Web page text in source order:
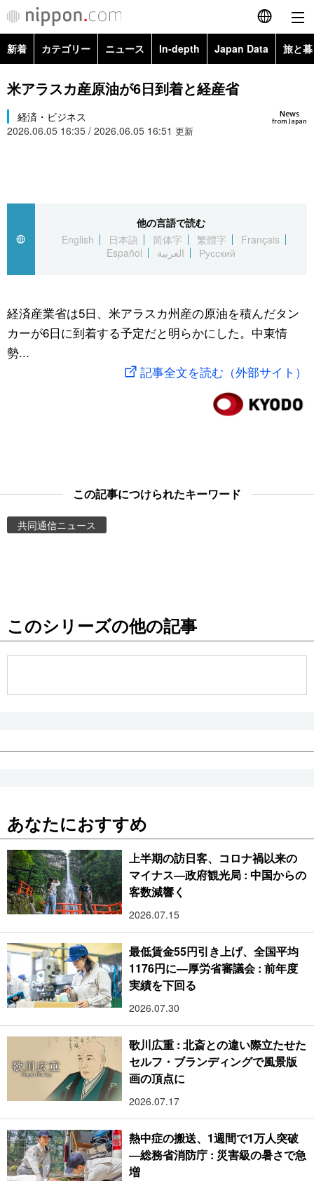
English
简体字
カテゴリー
文化
動画/Live
Images
People
公式SNS
新着 カテゴリー ニュース In-depth Japan Data 旅と
政治・外交
経済・ビジネス
スポーツ・東京2020
Images
米アラスカ産原油が6日到着と経産省
News
from Japan
経済・ビジネス
2026.06.05 16:35 / 2026.06.05 16:51 更新
他の言語で読む
English
日本語 简体字 繁體字
Français
Español
العربية Русский
経済産業省は5日、米アラスカ州産の原油を積んだタン
カーが6日に到着する予定だと明らかにした。中東情
勢...
記事全文を読む（外部サイト）
この記事につけられたキーワード
共同通信ニュース
このシリーズの他の記事
あなたにおすすめ
上半期の訪日客、コロナ禍以来の
マイナス―政府観光局 : 中国からの
客数減響く
2026.07.15
最低賃金55円引き上げ、全国平均
1176円に―厚労省審議会 : 前年度
実績を下回る
2026.07.30
歌川広重 : 北斎との違い際立たせた
セルフ・ブランディングで風景版
画の頂点に
2026.07.17
熱中症の搬送、1週間で1万人突破
―総務省消防庁 : 災害級の暑さで急
増